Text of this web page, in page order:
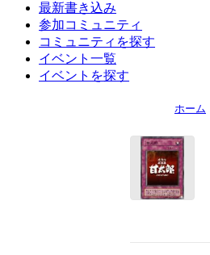
最新書き込み
参加コミュニティ
コミュニティを探す
イベント一覧
イベントを探す
ホーム